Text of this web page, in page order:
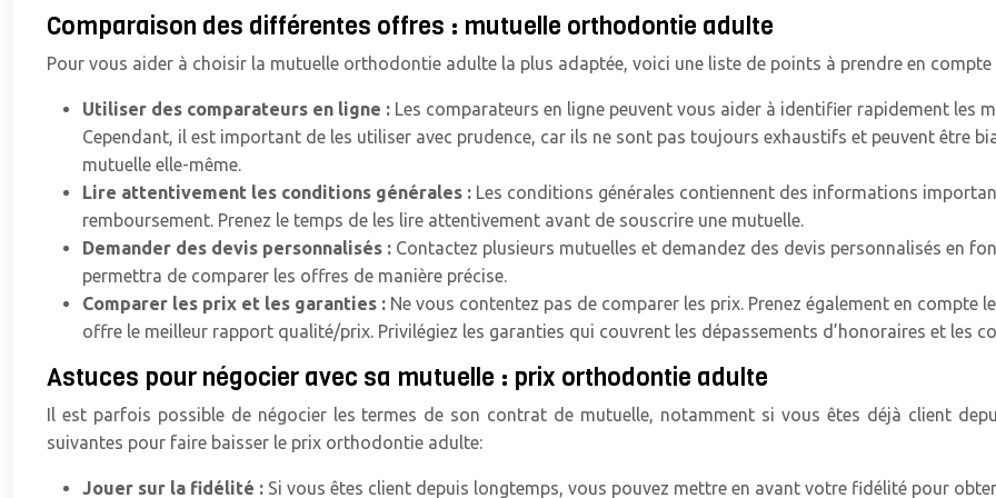
Comparaison des différentes offres : mutuelle orthodontie adulte
Pour vous aider à choisir la mutuelle orthodontie adulte la plus adaptée, voici une liste de points à prendre en
Utiliser des comparateurs en ligne : Les comparateurs en ligne peuvent vous aider à identifier rapidement les
Cependant, il est important de les utiliser avec prudence, car ils ne sont pas toujours exhaustifs et peuvent être
mutuelle elle-même.
Lire attentivement les conditions générales : Les conditions générales contiennent des informations
remboursement. Prenez le temps de les lire attentivement avant de souscrire une mutuelle.
Demander des devis personnalisés : Contactez plusieurs mutuelles et demandez des devis personnalisés en
permettra de comparer les offres de manière précise.
Comparer les prix et les garanties : Ne vous contentez pas de comparer les prix. Prenez également en compte
offre le meilleur rapport qualité/prix. Privilégiez les garanties qui couvrent les dépassements d’honoraires et les
Astuces pour négocier avec sa mutuelle : prix orthodontie adulte
Il est parfois possible de négocier les termes de son contrat de mutuelle, notamment si vous êtes déjà client
suivantes pour faire baisser le prix orthodontie adulte:
Jouer sur la fidélité : Si vous êtes client depuis longtemps, vous pouvez mettre en avant votre fidélité pour